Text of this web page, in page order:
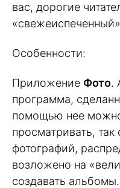
вас, дорогие
Особенности:
Приложение Фото.
программа,
помощью нее
просматривать, так
фотографий,
возложено на
создавать